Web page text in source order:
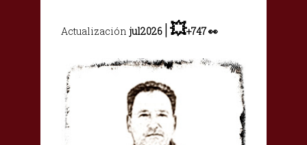
Actualización jul2026 |💥+747👀